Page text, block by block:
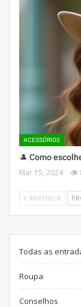
ACESSÓRIOS
🎩 Como
Mar 15, 2024
ANTERIOR
Todas as
Roupa
Conselhos